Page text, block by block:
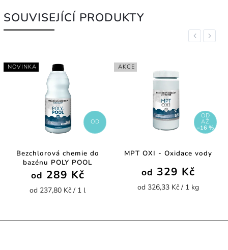
SOUVISEJÍCÍ PRODUKTY
Previous
NOVINKA
OD
Bezchlorová chemie do
bazénu POLY POOL
od 289 Kč
od 237,80 Kč / 1 l
AKCE
OD
AŽ
–16 %
MPT OXI - Oxidace vody
od 329 Kč
od 326,33 Kč / 1 kg
Next